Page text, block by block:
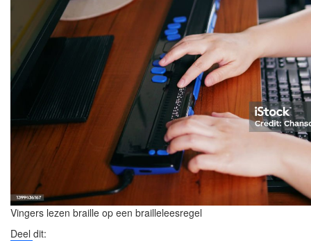
Vingers lezen braille op een brailleleesregel
Deel dit: